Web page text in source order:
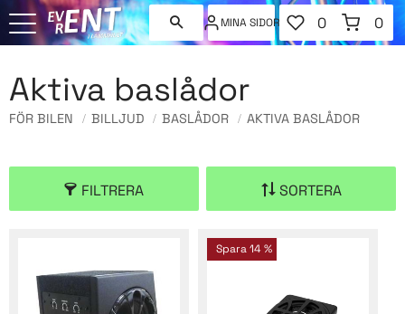
MINA SIDOR
FAVORITER
ANTAL
0
KUNDVAGN
0
Aktiva baslådor
FÖR BILEN BILLJUD BASLÅDOR AKTIVA BASLÅDOR
FILTRERA SORTERA
Spara14 %